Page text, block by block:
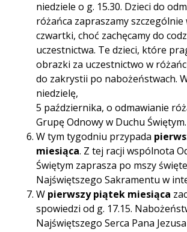
niedziele o g. 15.30. Dzieci do
różańca zapraszamy
czwartki, choć zachęcamy do
uczestnictwa. Te dzieci, które
obrazki za uczestnictwo w
do zakrystii po nabożeństwach.
niedzielę,
5 października, o odmawianie
Grupę Odnowy w Duchu Świętym.
W tym tygodniu przypada
miesiąca. Z tej racji wspólnota
Świętym zaprasza po mszy
Najświętszego Sakramentu w
W pierwszy piątek miesiąca
spowiedzi od g. 17.15.
Najświętszego Serca Pana